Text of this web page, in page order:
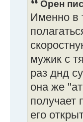
Орен
Именно в
мужик с
раз днд
она же
получает
его